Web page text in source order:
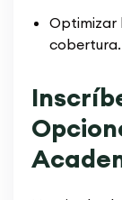
Optimizar
cobertura.